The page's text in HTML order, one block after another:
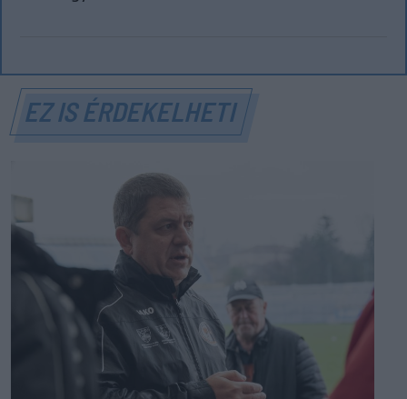
EZ IS ÉRDEKELHETI